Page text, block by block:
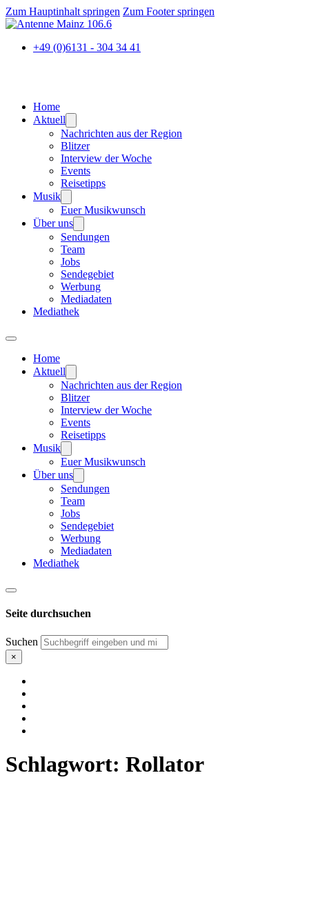
Zum Hauptinhalt springen Zum Footer springen
+49 (0)6131 - 304 34 41
Home
Aktuell
Nachrichten aus der Region
Blitzer
Interview der Woche
Events
Reisetipps
Musik
Euer Musikwunsch
Über uns
Sendungen
Team
Jobs
Sendegebiet
Werbung
Mediadaten
Mediathek
Home
Aktuell
Nachrichten aus der Region
Blitzer
Interview der Woche
Events
Reisetipps
Musik
Euer Musikwunsch
Über uns
Sendungen
Team
Jobs
Sendegebiet
Werbung
Mediadaten
Mediathek
Seite durchsuchen
Suchen
×
Schlagwort: Rollator